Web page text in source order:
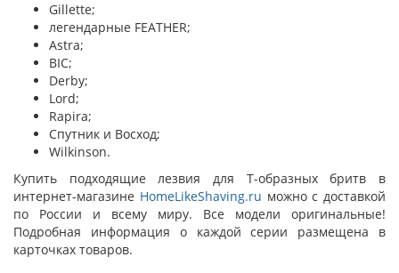
Gillette;
легендарные FEATHER;
Astra;
BIC;
Derby;
Lord;
Rapira;
Спутник и Восход;
Wilkinson.
Купить подходящие лезвия для T-образных бритв в
интернет-магазине HomeLikeShaving.ru можно с доставкой
по России и всему миру. Все модели оригинальные!
Подробная информация о каждой серии размещена в
карточках товаров.